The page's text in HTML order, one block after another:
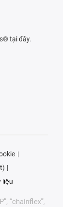
tại đây.
liệu
“chainflex”,